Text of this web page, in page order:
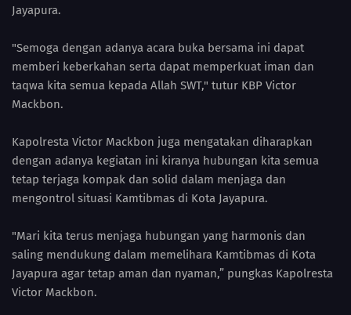
Jayapura.
"Semoga dengan adanya acara buka bersama ini dapat
memberi keberkahan serta dapat memperkuat iman dan
taqwa kita semua kepada Allah SWT," tutur KBP Victor
Mackbon.
Kapolresta Victor Mackbon juga mengatakan diharapkan
dengan adanya kegiatan ini kiranya hubungan kita semua
tetap terjaga kompak dan solid dalam menjaga dan
mengontrol situasi Kamtibmas di Kota Jayapura.
"Mari kita terus menjaga hubungan yang harmonis dan
saling mendukung dalam memelihara Kamtibmas di Kota
Jayapura agar tetap aman dan nyaman,” pungkas Kapolresta
Victor Mackbon.